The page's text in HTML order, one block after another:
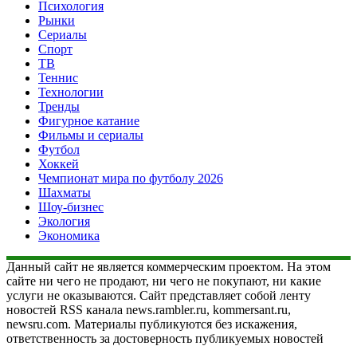
Психология
Рынки
Сериалы
Спорт
ТВ
Теннис
Технологии
Тренды
Фигурное катание
Фильмы и сериалы
Футбол
Хоккей
Чемпионат мира по футболу 2026
Шахматы
Шоу-бизнес
Экология
Экономика
Данный сайт не является коммерческим проектом. На этом
сайте ни чего не продают, ни чего не покупают, ни какие
услуги не оказываются. Сайт представляет собой ленту
новостей RSS канала news.rambler.ru, kommersant.ru,
newsru.com. Материалы публикуются без искажения,
ответственность за достоверность публикуемых новостей